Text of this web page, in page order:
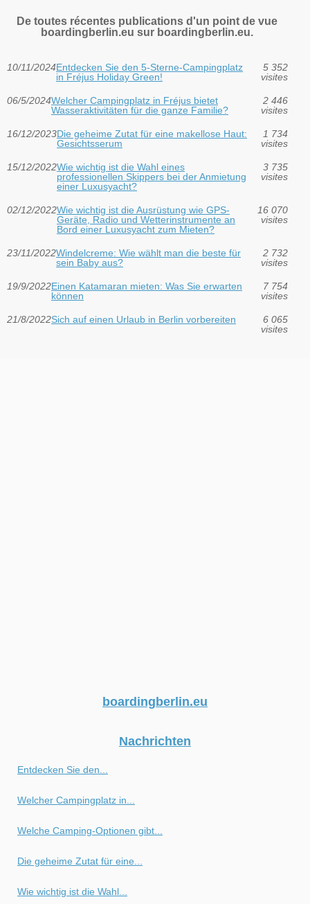
De toutes récentes publications d'un point de vue
boardingberlin.eu sur boardingberlin.eu.
10/11/2024Entdecken Sie den 5-Sterne-Campingplatz
in Fréjus Holiday Green!
5 352
visites
06/5/2024Welcher Campingplatz in Fréjus bietet
Wasseraktivitäten für die ganze Familie?
2 446
visites
16/12/2023Die geheime Zutat für eine makellose Haut:
Gesichtsserum
1 734
visites
15/12/2022Wie wichtig ist die Wahl eines
professionellen Skippers bei der Anmietung
einer Luxusyacht?
3 735
visites
02/12/2022Wie wichtig ist die Ausrüstung wie GPS-
Geräte, Radio und Wetterinstrumente an
Bord einer Luxusyacht zum Mieten?
16 070
visites
23/11/2022Windelcreme: Wie wählt man die beste für
sein Baby aus?
2 732
visites
19/9/2022Einen Katamaran mieten: Was Sie erwarten
können
7 754
visites
21/8/2022Sich auf einen Urlaub in Berlin vorbereiten
6 065
visites
boardingberlin.eu
Nachrichten
Entdecken Sie den...
Welcher Campingplatz in...
Welche Camping-Optionen gibt...
Die geheime Zutat für eine...
Wie wichtig ist die Wahl...